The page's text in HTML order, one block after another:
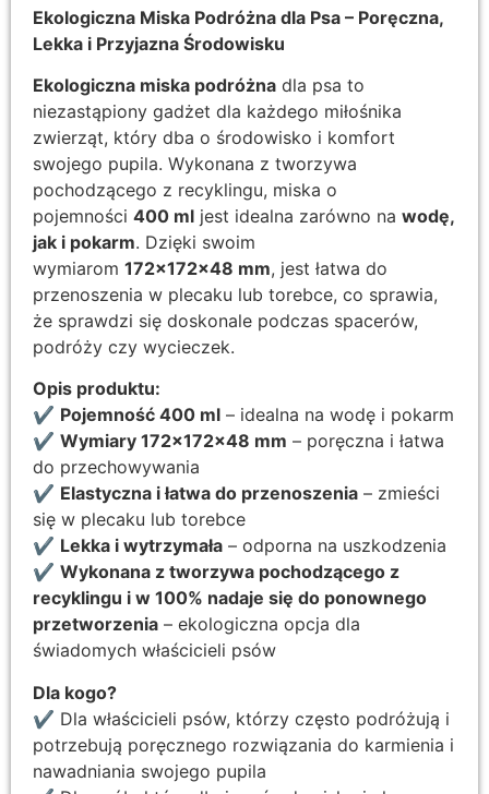
Ekologiczna Miska Podróżna dla Psa – Poręczna,
Lekka i Przyjazna Środowisku
Ekologiczna miska podróżna dla psa to
niezastąpiony gadżet dla każdego miłośnika
zwierząt, który dba o środowisko i komfort
swojego pupila. Wykonana z tworzywa
pochodzącego z recyklingu, miska o
pojemności 400 ml jest idealna zarówno na wodę,
jak i pokarm. Dzięki swoim
wymiarom 172x172x48 mm, jest łatwa do
przenoszenia w plecaku lub torebce, co sprawia,
że sprawdzi się doskonale podczas spacerów,
podróży czy wycieczek.
Opis produktu:
✔ Pojemność 400 ml – idealna na wodę i pokarm
✔ Wymiary 172x172x48 mm – poręczna i łatwa
do przechowywania
✔ Elastyczna i łatwa do przenoszenia – zmieści
się w plecaku lub torebce
✔ Lekka i wytrzymała – odporna na uszkodzenia
✔ Wykonana z tworzywa pochodzącego z
recyklingu i w 100% nadaje się do ponownego
przetworzenia – ekologiczna opcja dla
świadomych właścicieli psów
Dla kogo?
✔ Dla właścicieli psów, którzy często podróżują i
potrzebują poręcznego rozwiązania do karmienia i
nawadniania swojego pupila